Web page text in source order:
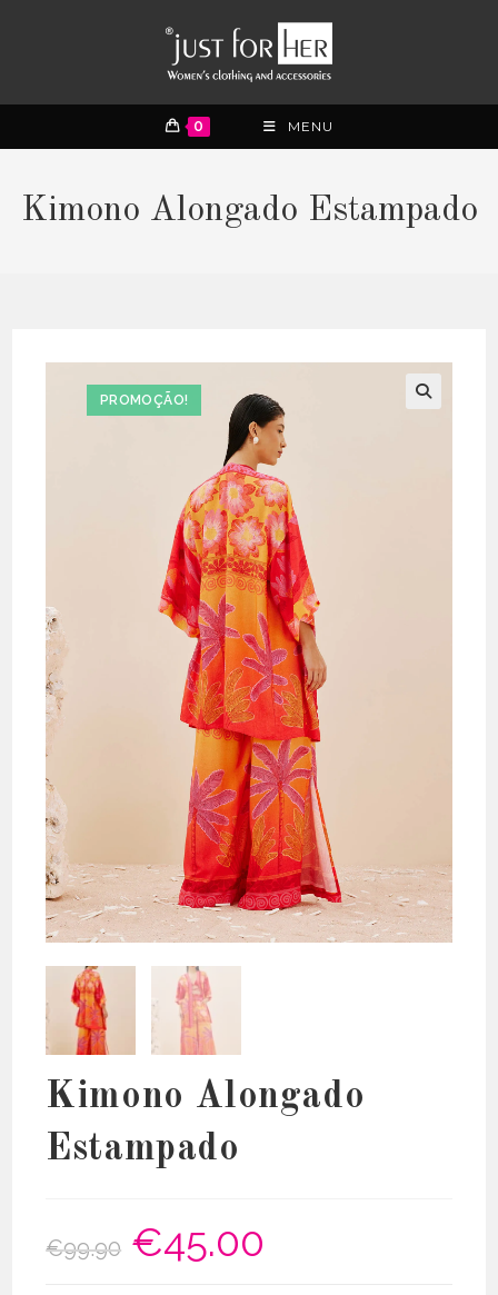
0 MENU
Kimono Alongado Estampado
PROMOÇÃO!
Kimono Alongado
Estampado
€99.90
O
preço
original
€45.00